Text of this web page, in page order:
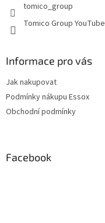
tomico_group
Tomico Group YouTube
Informace pro vás
Jak nakupovat
Podmínky nákupu Essox
Obchodní podmínky
Facebook